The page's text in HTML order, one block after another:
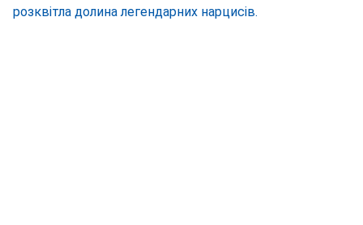
розквітла долина легендарних нарцисів.